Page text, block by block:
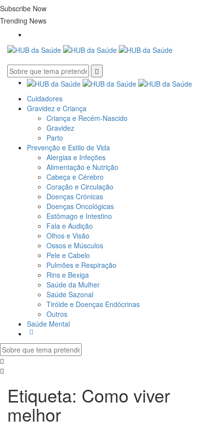
Subscribe Now
Trending News
Cuidadores
Gravidez e Criança
Criança e Recém-Nascido
Gravidez
Parto
Prevenção e Estilo de Vida
Alergias e Infeções
Alimentação e Nutrição
Cabeça e Cérebro
Coração e Circulação
Doenças Crónicas
Doenças Oncológicas
Estômago e Intestino
Fala e Audição
Olhos e Visão
Ossos e Músculos
Pele e Cabelo
Pulmões e Respiração
Rins e Bexiga
Saúde da Mulher
Saúde Sazonal
Tiróide e Doenças Endócrinas
Outros
Saúde Mental
Etiqueta: Como viver
melhor